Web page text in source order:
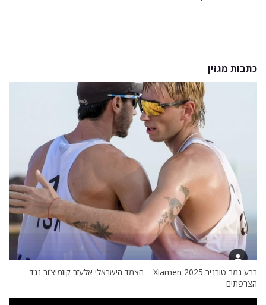
כתבות מגזין
רבע גמר טורניר Xiamen 2025 – הצמד הישראלי אלעזר קוזמיצ’וב נגד
הצרפתים